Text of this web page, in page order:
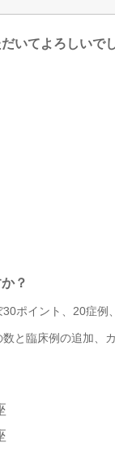
いてよろしいで
？
ポイント、20症
数と臨床例の追加、